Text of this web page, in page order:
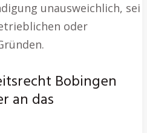
unausweichlich, sei
oder
Bobingen
an das